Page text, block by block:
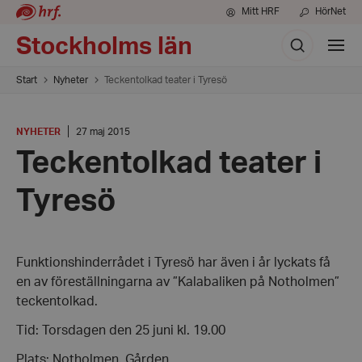
Mitt HRF HörNet
Stockholms län Sök
Visa
meny
Start Nyheter Teckentolkad teater i Tyresö
KATEGORI
NYHETER
Datum:
maj
2015
27 maj 2015
Teckentolkad teater i
Tyresö
Funktionshinderrådet i Tyresö har även i år lyckats få
en av föreställningarna av ”Kalabaliken på Notholmen”
teckentolkad.
Tid: Torsdagen den 25 juni kl. 19.00